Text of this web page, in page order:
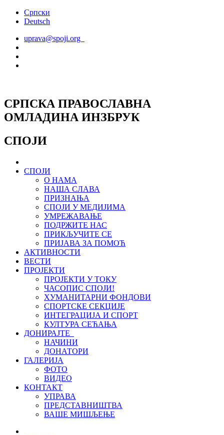
СкочитеСрпски
Deutsch
uprava@spoji.org
СРПСКА ПРАВОСЛАВНА
ОМЛАДИНА ИНЗБРУК
СПОЈИ
СПОЈИ
О НАМА
НАША СЛАВА
ПРИЗНАЊА
СПОЈИ У МЕДИЈИМА
УМРЕЖАВАЊЕ
ПОДРЖИТЕ НАС
ПРИКЉУЧИТЕ СЕ
ПРИЈАВА ЗА ПОМОЋ
АКТИВНОСТИ
ВЕСТИ
ПРОЈЕКТИ
ПРОЈЕКТИ У ТОКУ
ЧАСОПИС СПОЈИ!
ХУМАНИТАРНИ ФОНДОВИ
СПОРТСКЕ СЕКЦИЈЕ
ИНТЕГРАЦИЈА И СПОРТ
КУЛТУРА СЕЋАЊА
ДОНИРАЈТЕ
НАЧИНИ
ДОНАТОРИ
ГАЛЕРИЈА
ФОТО
ВИДЕО
КОНТАКТ
УПРАВА
ПРЕДСТАВНИШТВА
ВАШЕ МИШЉЕЊЕ